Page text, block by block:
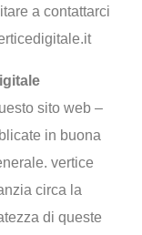
a contattarci
sito web –
in buona
vertice
circa la
di queste